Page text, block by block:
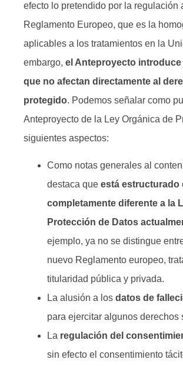
efecto lo pretendido por la regulación
Reglamento Europeo, que es la
aplicables a los tratamientos en la
embargo, el Anteproyecto
que no afectan directamente al
protegido. Podemos señalar como
Anteproyecto de la Ley Orgánica de
siguientes aspectos:
Como notas generales al
destaca que está estructurado
completamente diferente a la
Protección de Datos
ejemplo, ya no se distingue
nuevo Reglamento europeo,
titularidad pública y privada.
La alusión a los datos de
para ejercitar algunos derechos
La regulación del
sin efecto el consentimiento